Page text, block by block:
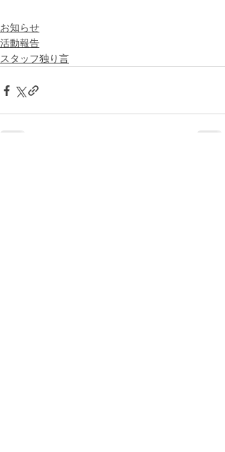
お知らせ
活動報告
スタッフ独り言